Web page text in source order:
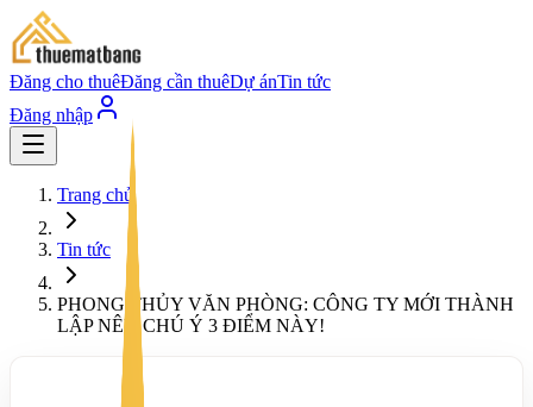
Đăng cho thuêĐăng cần thuêDự ánTin tức
Đăng nhập
Trang chủ
Tin tức
PHONG THỦY VĂN PHÒNG: CÔNG TY MỚI THÀNH
LẬP NÊN CHÚ Ý 3 ĐIỂM NÀY!